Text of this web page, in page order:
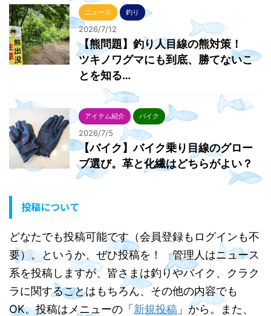
ニュース 釣り
2026/7/12
【熊問題】釣り人目線の熊対策！
ツキノワグマにも到底、勝てないこ
とを知る…
アイテム紹介 バイク
2026/7/5
【バイク】バイク乗り目線のグロー
ブ選び。革と化繊はどちらがよい？
投稿について
どなたでも投稿可能です（会員登録もログインも不
要）。というか、ぜひ投稿を！ 管理人はニュース
系を投稿しますが、皆さまは釣りやバイク、クラク
ラに関することはもちろん、その他の内容でも
OK。投稿はメニューの「 新規投稿 」から。また、